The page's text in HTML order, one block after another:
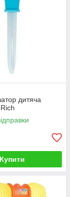
дитяча
Купити